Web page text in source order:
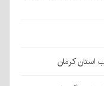
استان کرمان